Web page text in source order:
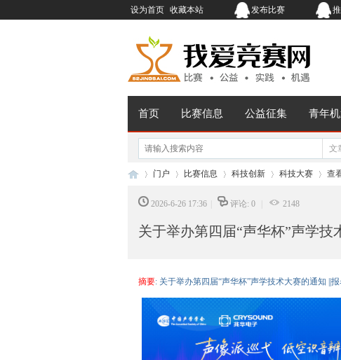
设为首页 收藏本站 发布比赛
首页 比赛信息 公益征集 青年
文
›
门户
›
比赛信息
›
科技创新
›
科技大赛
›
查
2026-6-26 17:36 评论: 0 2148
关于举办第四届“声华杯”声学技
摘要: 关于举办第四届“声华杯”声学技术大赛的通知 ||